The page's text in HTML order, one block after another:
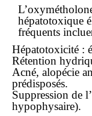
hépatotoxique
fréquents
Hépatotoxicité :
Rétention
Acné, alopécie
prédisposés.
Suppression de
hypophysaire).